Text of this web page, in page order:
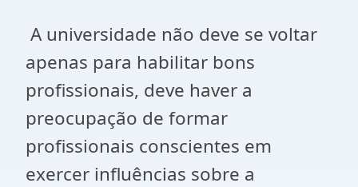
A universidade não deve se voltar
apenas para habilitar bons
profissionais, deve haver a
preocupação de formar
profissionais conscientes em
exercer influências sobre a